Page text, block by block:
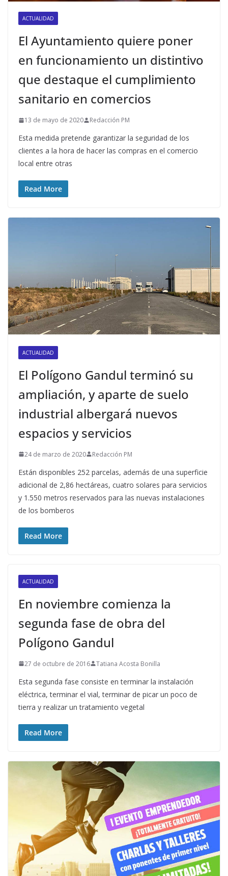
ACTUALIDAD
El Ayuntamiento quiere poner
en funcionamiento un distintivo
que destaque el cumplimiento
sanitario en comercios
13 de mayo de 2020 Redacción PM
Esta medida pretende garantizar la seguridad de los
clientes a la hora de hacer las compras en el comercio
local entre otras
Read More
ACTUALIDAD
El Polígono Gandul terminó su
ampliación, y aparte de suelo
industrial albergará nuevos
espacios y servicios
24 de marzo de 2020 Redacción PM
Están disponibles 252 parcelas, además de una superficie
adicional de 2,86 hectáreas, cuatro solares para servicios
y 1.550 metros reservados para las nuevas instalaciones
de los bomberos
Read More
ACTUALIDAD
En noviembre comienza la
segunda fase de obra del
Polígono Gandul
27 de octubre de 2016 Tatiana Acosta Bonilla
Esta segunda fase consiste en terminar la instalación
eléctrica, terminar el vial, terminar de picar un poco de
tierra y realizar un tratamiento vegetal
Read More